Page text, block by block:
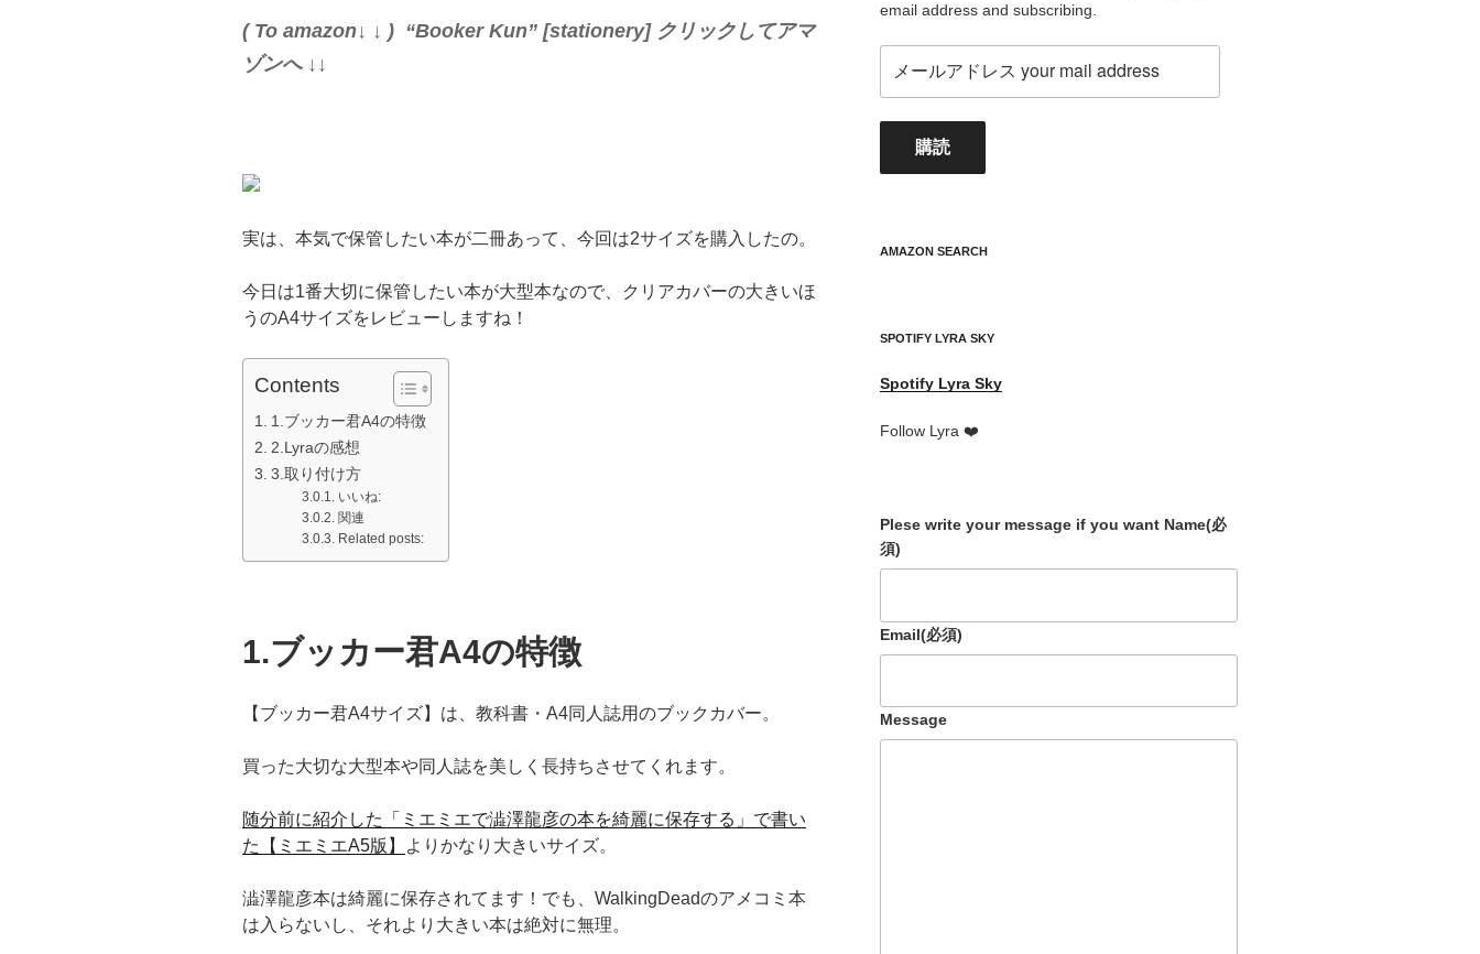
( To amazon↓ ↓ ) “Booker Kun” [stationery] クリックしてアマ
ゾンへ ↓↓
実は、本気で保管したい本が二冊あって、今回は2サイズを購入したの。
今日は1番大切に保管したい本が大型本なので、クリアカバーの大きいほ
うのA4サイズをレビューしますね！
Contents
1.ブッカー君A4の特徴
2.Lyraの感想
3.取り付け方
いいね:
関連
Related posts:
1.ブッカー君A4の特徴
【ブッカー君A4サイズ】は、教科書・A4同人誌用のブックカバー。
買った大切な大型本や同人誌を美しく長持ちさせてくれます。
随分前に紹介した「ミエミエで澁澤龍彦の本を綺麗に保存する」で書い
た【ミエミエA5版】
よりかなり大きいサイズ。
澁澤龍彦本は綺麗に保存されてます！でも、WalkingDeadのアメコミ本
は入らないし、それより大きい本は絶対に無理。
email address and subscribing.
ア
レ
mail
購読
AMAZON SEARCH
SPOTIFY LYRA SKY
Spotify Lyra Sky
Follow Lyra ❤️
Plese write your message if you want Name(必
須)
Email(必須)
Message